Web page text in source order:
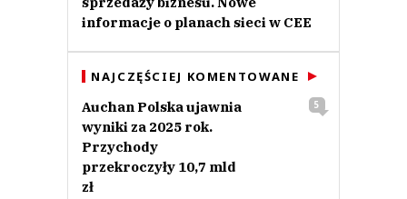
informacje o planach sieci w CEE
NAJCZĘŚCIEJ KOMENTOWANE
Auchan Polska ujawnia
wyniki za 2025 rok.
Przychody
przekroczyły 10,7 mld
zł
5